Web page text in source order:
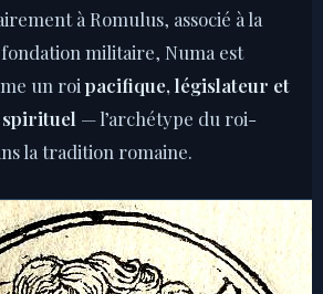
à Romulus, associé à la
militaire, Numa est
un roi pacifique, législateur et
— l’archétype du roi-
la tradition romaine.